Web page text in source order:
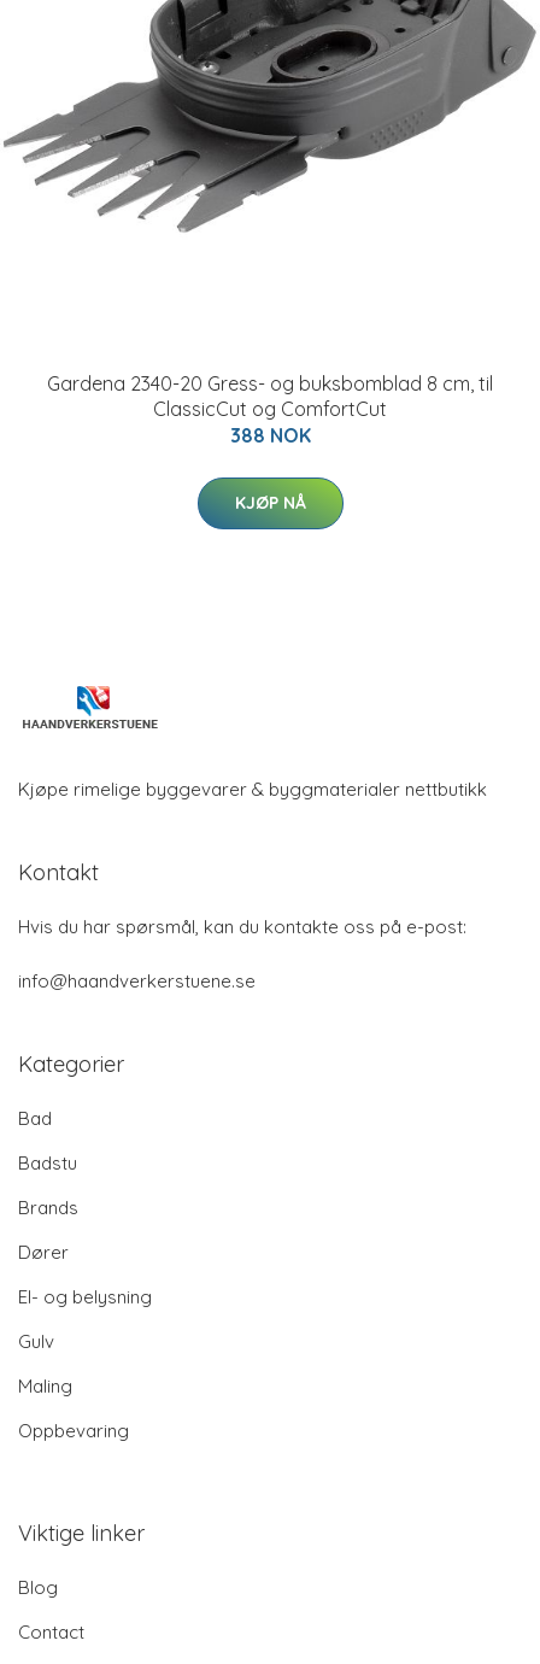
Gardena 2340-20 Gress- og buksbomblad 8 cm, til
ClassicCut og ComfortCut
388 NOK
KJØP NÅ
Kjøpe rimelige byggevarer & byggmaterialer nettbutikk
Kontakt
Hvis du har spørsmål, kan du kontakte oss på e-post:
info@haandverkerstuene.se
Kategorier
Bad
Badstu
Brands
Dører
El- og belysning
Gulv
Maling
Oppbevaring
Viktige linker
Blog
Contact